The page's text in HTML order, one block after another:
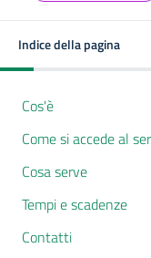
Indice della pagina
Cos'è
Come si accede al
Cosa serve
Tempi e scadenze
Contatti